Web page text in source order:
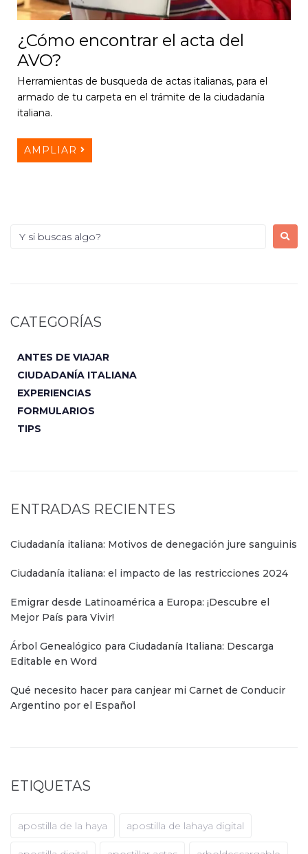
¿Cómo encontrar el acta del
AVO?
Herramientas de busqueda de actas italianas, para el
armado de tu carpeta en el trámite de la ciudadanía
italiana.
AMPLIAR
CATEGORÍAS
ANTES DE VIAJAR
CIUDADANÍA ITALIANA
EXPERIENCIAS
FORMULARIOS
TIPS
ENTRADAS RECIENTES
Ciudadanía italiana: Motivos de denegación jure sanguinis
Ciudadanía italiana: el impacto de las restricciones 2024
Emigrar desde Latinoamérica a Europa: ¡Descubre el
Mejor País para Vivir!
Árbol Genealógico para Ciudadanía Italiana: Descarga
Editable en Word
Qué necesito hacer para canjear mi Carnet de Conducir
Argentino por el Español
ETIQUETAS
apostilla de la haya apostilla de lahaya digital